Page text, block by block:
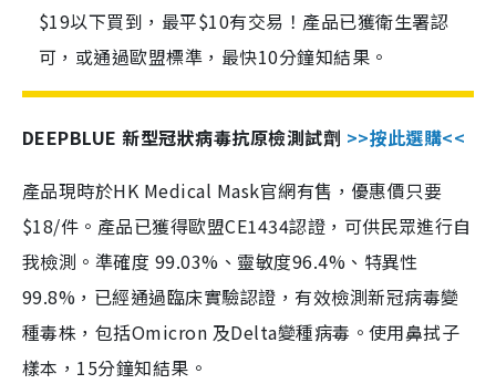
$19以下買到，最平$10有交易！產品已獲衛生署認
可，或通過歐盟標準，最快10分鐘知結果。
DEEPBLUE 新型冠狀病毒抗原檢測試劑 >>按此選購<<
產品現時於HK Medical Mask官網有售，優惠價只要
$18/件。產品已獲得歐盟CE1434認證，可供民眾進行自
我檢測。準確度 99.03%、靈敏度96.4%、特異性
99.8%，已經通過臨床實驗認證，有效檢測新冠病毒變
種毒株，包括Omicron 及Delta變種病毒。使用鼻拭子
樣本，15分鐘知結果。